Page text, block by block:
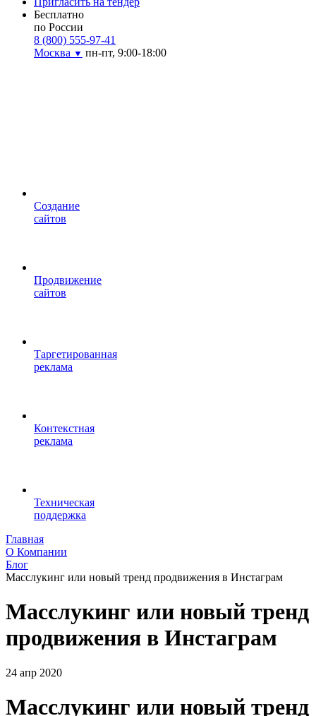
Бесплатно
по России
8 (800) 555-97-41
Москва ▼ пн-пт, 9:00-18:00
Cоздание
сайтов
Продвижение
сайтов
Таргетированная
реклама
Контекстная
реклама
Техническая
поддержка
Главная
О Компании
Блог
Масслукинг или новый тренд продвижения в Инстаграм
Масслукинг или новый тренд
продвижения в Инстаграм
24 апр 2020
Масслукинг или новый тренд